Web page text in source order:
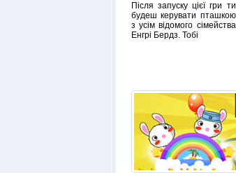
Після запуску цієї гри ти
будеш керувати пташкою
з усім відомого сімейства
Енгрі Бердз. Тобі